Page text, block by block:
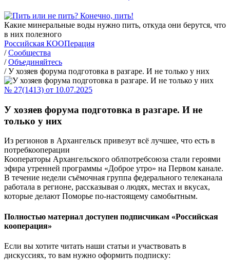
Какие минеральные воды нужно пить, откуда они берутся, что
в них полезного
Российская КООПерация
/ Сообщества
/ Объединяйтесь
/ У хозяев форума подготовка в разгаре. И не только у них
№ 27(1413) от 10.07.2025
У хозяев форума подготовка в разгаре. И не
только у них
Из регионов в Архангельск привезут всё лучшее, что есть в
потребкооперации
Кооператоры Архангельского облпотребсоюза стали героями
эфира утренней программы «Доброе утро» на Первом канале.
В течение недели съёмочная группа федерального телеканала
работала в регионе, рассказывая о людях, местах и вкусах,
которые делают Поморье по-настоящему самобытным.
Полностью материал доступен подписчикам «Российская
кооперация»
Если вы хотите читать наши статьи и участвовать в
дискуссиях, то вам нужно оформить подписку: